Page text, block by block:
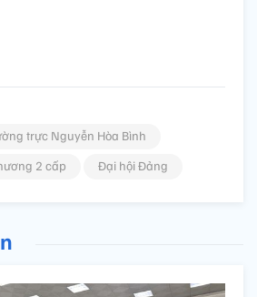
trực Nguyễn Hòa Bình
2 cấp
Đại hội Đảng